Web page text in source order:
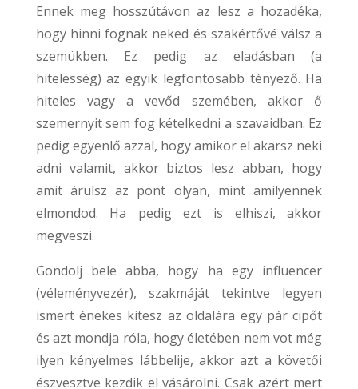
Ennek meg hosszútávon az lesz a hozadéka,
hogy hinni fognak neked és szakértővé válsz a
szemükben. Ez pedig az eladásban (a
hitelesség) az egyik legfontosabb tényező. Ha
hiteles vagy a vevőd szemében, akkor ő
szemernyit sem fog kételkedni a szavaidban. Ez
pedig egyenlő azzal, hogy amikor el akarsz neki
adni valamit, akkor biztos lesz abban, hogy
amit árulsz az pont olyan, mint amilyennek
elmondod. Ha pedig ezt is elhiszi, akkor
megveszi.
Gondolj bele abba, hogy ha egy influencer
(véleményvezér), szakmáját tekintve legyen
ismert énekes kitesz az oldalára egy pár cipőt
és azt mondja róla, hogy életében nem vot még
ilyen kényelmes lábbelije, akkor azt a követői
észvesztve kezdik el vásárolni. Csak azért mert